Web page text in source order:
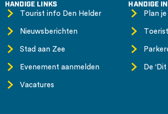
HANDIGE LINKS
Tourist info Den Helder
Nieuwsberichten
Stad aan Zee
Evenement aanmelden
Vacatures
HANDIGE
Plan
De